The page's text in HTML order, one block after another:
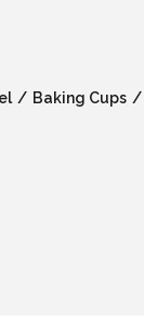
Baking Cups